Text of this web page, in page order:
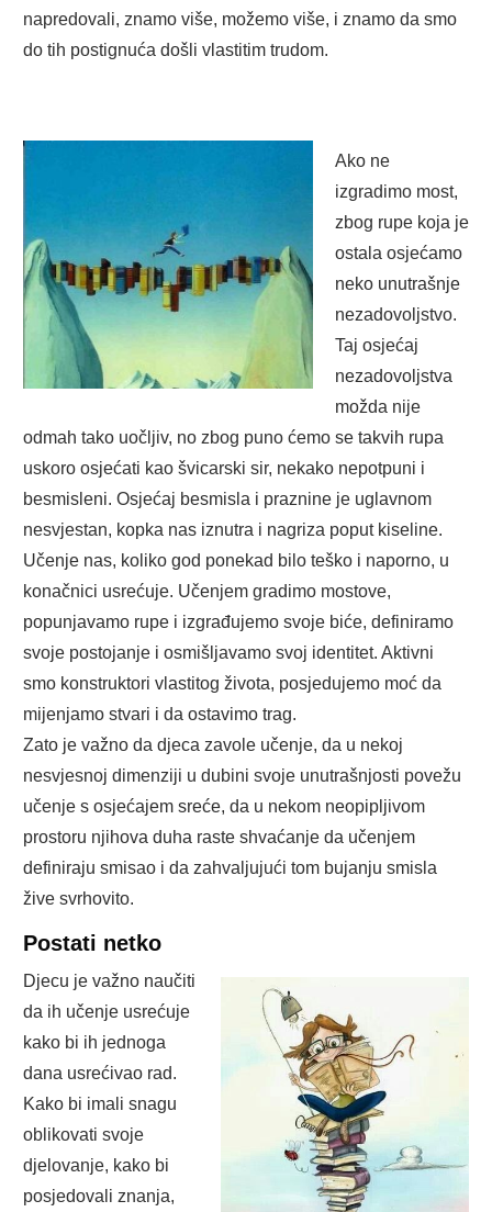
napredovali, znamo više, možemo više, i znamo da smo
do tih postignuća došli vlastitim trudom.
Ako ne
izgradimo most,
zbog rupe koja je
ostala osjećamo
neko unutrašnje
nezadovoljstvo.
Taj osjećaj
nezadovoljstva
možda nije
odmah tako uočljiv, no zbog puno ćemo se takvih rupa
uskoro osjećati kao švicarski sir, nekako nepotpuni i
besmisleni. Osjećaj besmisla i praznine je uglavnom
nesvjestan, kopka nas iznutra i nagriza poput kiseline.
Učenje nas, koliko god ponekad bilo teško i naporno, u
konačnici usrećuje. Učenjem gradimo mostove,
popunjavamo rupe i izgrađujemo svoje biće, definiramo
svoje postojanje i osmišljavamo svoj identitet. Aktivni
smo konstruktori vlastitog života, posjedujemo moć da
mijenjamo stvari i da ostavimo trag.
Zato je važno da djeca zavole učenje, da u nekoj
nesvjesnoj dimenziji u dubini svoje unutrašnjosti povežu
učenje s osjećajem sreće, da u nekom neopipljivom
prostoru njihova duha raste shvaćanje da učenjem
definiraju smisao i da zahvaljujući tom bujanju smisla
žive svrhovito.
Postati netko
Djecu je važno naučiti
da ih učenje usrećuje
kako bi ih jednoga
dana usrećivao rad.
Kako bi imali snagu
oblikovati svoje
djelovanje, kako bi
posjedovali znanja,